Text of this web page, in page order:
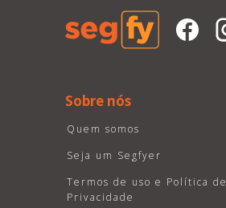
Sobre nós
Quem somos
Seja um Segfyer
Termos de uso e Política de
Privacidade